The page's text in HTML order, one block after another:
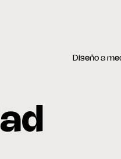
Diseño a